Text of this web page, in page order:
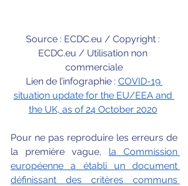
Source : ECDC.eu / Copyright :
ECDC.eu / Utilisation non
commerciale
Lien de l’infographie : COVID-19
situation update for the EU/EEA and
the UK, as of 24 October 2020
Pour ne pas reproduire les erreurs de
la première vague, la Commission
européenne a établi un document
définissant des critères communs